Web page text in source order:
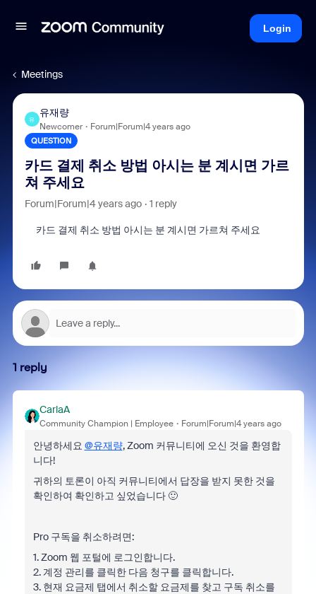
Login
Meetings
유
유재량
Newcomer Forum|Forum|4 years ago
QUESTION
카드 결제 취소 방법 아시는 분 계시면 가르
쳐 주세요
Forum|Forum|4 years ago 1 reply
카드 결제 취소 방법 아시는 분 계시면 가르쳐 주세요
1 reply
CarlaA
Community Champion | Employee Forum|Forum|4 years ago
안녕하세요 @유재량, Zoom 커뮤니티에 오신 것을 환영합
니다!
귀하의 토론이 아직 커뮤니티에서 답장을 받지 못한 것을
확인하여 확인하고 싶었습니다 🙂
Pro 구독을 취소하려면:
1. Zoom 웹 포털에 로그인합니다.
2. 계정 관리를 클릭한 다음 청구를 클릭합니다.
3. 현재 요금제 탭에서 취소할 요금제를 찾고 구독 취소를